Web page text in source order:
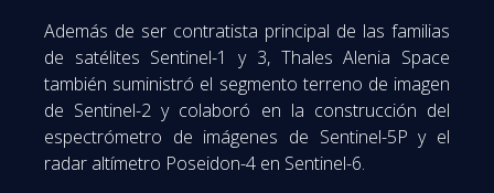
Además de ser contratista principal de las familias
de satélites Sentinel-1 y 3, Thales Alenia Space
también suministró el segmento terreno de imagen
de Sentinel-2 y colaboró en la construcción del
espectrómetro de imágenes de Sentinel-5P y el
radar altímetro Poseidon-4 en Sentinel-6.